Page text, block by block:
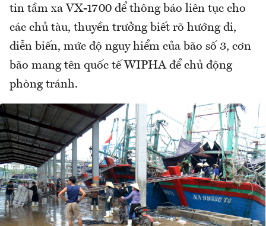
tin tầm xa VX-1700 để thông báo liên tục cho
các chủ tàu, thuyền trưởng biết rõ hướng đi,
diễn biến, mức độ nguy hiểm của bão số 3, cơn
bão mang tên quốc tế WIPHA để chủ động
phòng tránh.